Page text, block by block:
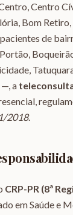
Centro
Bom
de
a
2018.
CRP-PR (8ª
em Saúde e